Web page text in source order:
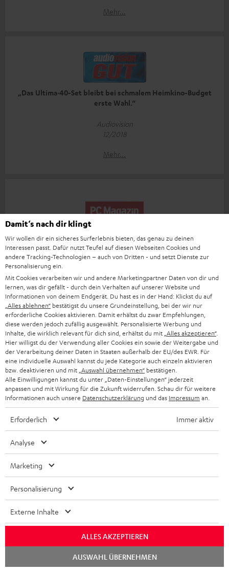
Mehr...
„Das Ultima·40-Set bleibt bei schmalem Heimkino-Budget
erste Wahl.“
Audiovision
12/2018
Mehr...
„… Sonderangebot der seltenen Art.“
PC Magazin
Mehr...
„… ansteckende Spielfreude …“
www.hifitest.de
26.11.2018
„… himmlische Freuden.“
Video
Damit‘s nach dir klingt
Wir wollen dir ein sicheres Surferlebnis bieten, das genau zu deinen
Interessen passt. Dafür nutzt Teufel auf diesen Webseiten Cookies und
andere Tracking-Technologien – auch von Dritten - und setzt Dienste zur
Personalisierung ein.
Mit Cookies verarbeiten wir und andere Marketingpartner Daten von dir und
lernen, was dir gefällt - durch dein Verhalten auf unserer Website und
Informationen von deinem Endgerät. Du hast es in der Hand: Klickst du auf
„Alles ablehnen“ bestätigst du unsere Grundeinstellung, bei der wir nur
erforderliche Cookies aktivieren. Damit erhältst du zwar Empfehlungen,
diese werden jedoch zufällig ausgewählt. Personalisierte Werbung und
Inhalte, die wirklich relevant für dich sind, erhältst du mit „Alles akzeptieren“.
Hier willigst du der Verwendung aller Cookies ein sowie der Weitergabe und
der Verarbeitung deiner Daten in Staaten außerhalb der EU/des EWR. Für
eine individuelle Auswahl kannst du jede Kategorie auch einzeln aktivieren
bzw. deaktivieren und mit „Auswahl übernehmen“ bestätigen.
Alle Einwilligungen kannst du unter „Daten-Einstellungen“ jederzeit
anpassen und mit Wirkung für die Zukunft widerrufen. Schau dir für weitere
Informationen auch unsere Datenschutzerklärung und das Impressum an.
Erforderlich Immer aktiv
Analyse
Marketing
Personalisierung
Externe Inhalte
ALLES AKZEPTIEREN
AUSWAHL ÜBERNEHMEN